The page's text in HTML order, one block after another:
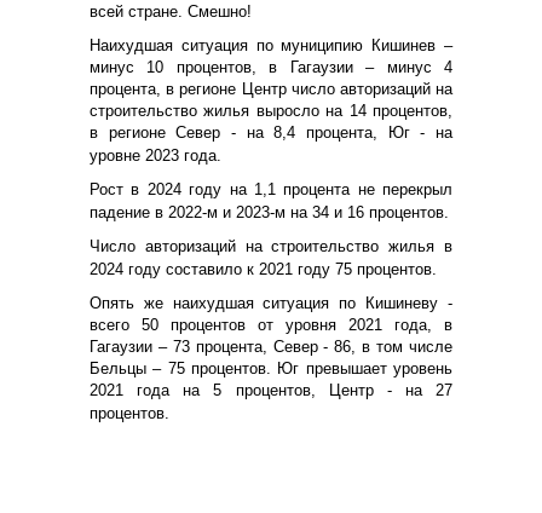
всей стране. Смешно!
Наихудшая ситуация по муниципию Кишинев –
минус 10 процентов, в Гагаузии – минус 4
процента, в регионе Центр число авторизаций на
строительство жилья выросло на 14 процентов,
в регионе Север - на 8,4 процента, Юг - на
уровне 2023 года.
Рост в 2024 году на 1,1 процента не перекрыл
падение в 2022-м и 2023-м на 34 и 16 процентов.
Число авторизаций на строительство жилья в
2024 году составило к 2021 году 75 процентов.
Опять же наихудшая ситуация по Кишиневу -
всего 50 процентов от уровня 2021 года, в
Гагаузии – 73 процента, Север - 86, в том числе
Бельцы – 75 процентов. Юг превышает уровень
2021 года на 5 процентов, Центр - на 27
процентов.